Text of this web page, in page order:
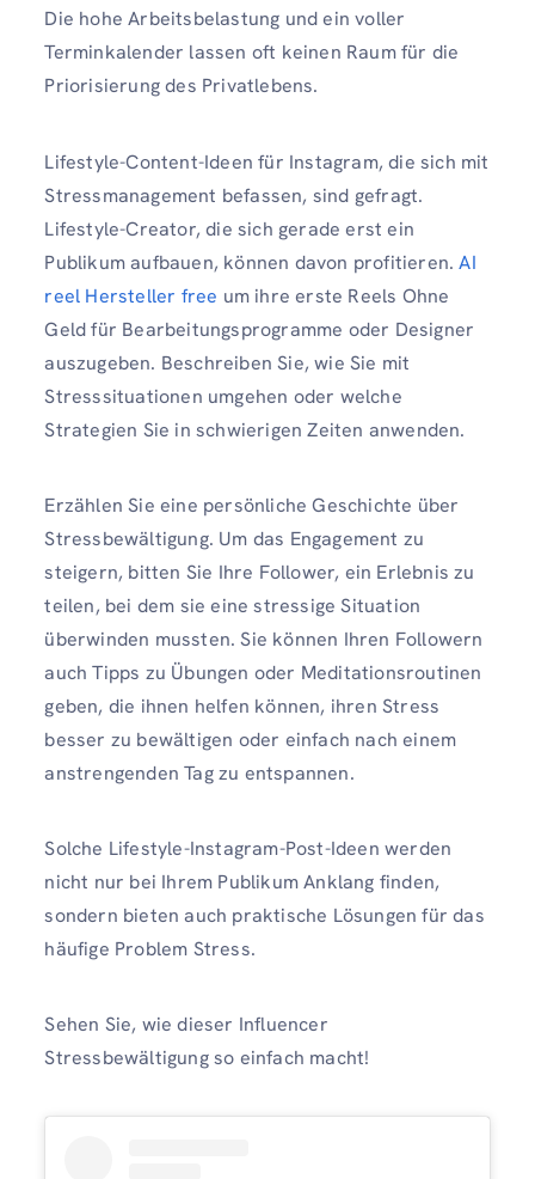
Die hohe Arbeitsbelastung und ein voller
Terminkalender lassen oft keinen Raum für die
Priorisierung des Privatlebens.
Lifestyle-Content-Ideen für Instagram, die sich mit
Stressmanagement befassen, sind gefragt.
Lifestyle-Creator, die sich gerade erst ein
Publikum aufbauen, können davon profitieren.AI
reel Hersteller free um ihre erste Reels Ohne
Geld für Bearbeitungsprogramme oder Designer
auszugeben. Beschreiben Sie, wie Sie mit
Stresssituationen umgehen oder welche
Strategien Sie in schwierigen Zeiten anwenden.
Erzählen Sie eine persönliche Geschichte über
Stressbewältigung. Um das Engagement zu
steigern, bitten Sie Ihre Follower, ein Erlebnis zu
teilen, bei dem sie eine stressige Situation
überwinden mussten. Sie können Ihren Followern
auch Tipps zu Übungen oder Meditationsroutinen
geben, die ihnen helfen können, ihren Stress
besser zu bewältigen oder einfach nach einem
anstrengenden Tag zu entspannen.
Solche Lifestyle-Instagram-Post-Ideen werden
nicht nur bei Ihrem Publikum Anklang finden,
sondern bieten auch praktische Lösungen für das
häufige Problem Stress.
Sehen Sie, wie dieser Influencer
Stressbewältigung so einfach macht!